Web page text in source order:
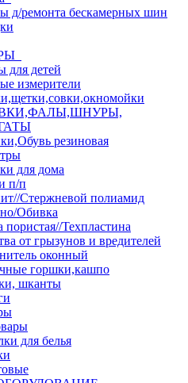
д/ремонта бескамерных шин
для детей
измерители
резиновая
для дома
п/п
Стержневой полиамид
Обивка
пористая//Техпластина
от грызунов и вредителей
оконный
горшки,кашпо
шканты
для белья